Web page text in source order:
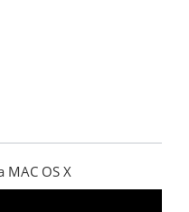
MAC OS X